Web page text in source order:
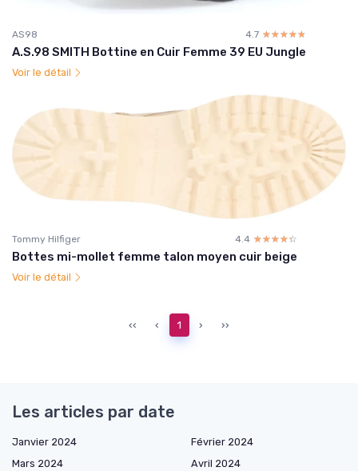
AS98 4.7 ☆☆☆☆☆
★★★★★
A.S.98 SMITH Bottine en Cuir Femme 39 EU Jungle
Voir le détail
Tommy Hilfiger 4.4 ☆☆☆☆☆
★★★★★
Bottes mi-mollet femme talon moyen cuir beige
Voir le détail
‹‹ ‹ 1 › ››
Les articles par date
Janvier 2024
Février 2024
Mars 2024
Avril 2024